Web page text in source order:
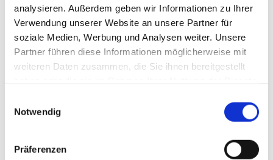
analysieren. Außerdem geben wir Informationen zu Ihrer
Verwendung unserer Website an unsere Partner für
soziale Medien, Werbung und Analysen weiter. Unsere
Partner führen diese Informationen möglicherweise mit
weiteren Daten zusammen, die Sie ihnen bereitgestellt
Notwendig
Präferenzen
Kesselwagen (Tankcontainer mit Iso-Maßen); Betreiben von
küstennahen Betankungsanlagen für Schiffe (Bunkerschiffe);
Betreiben von Betankungsanlagen für Fahrzeuge mit LNG- bzw.
CNG/LNG-Antrieb; Betreiben peripherer Lagerstätten für die zivile
und industrielle Nutzung.
Storage & Regasification Unit) von nationalem Interesse. Diese
Schiffe sind schwimmende Regasifizierungsanlagen und somit
Schiffen transportiert) in den gasförmigen Zustand überführen